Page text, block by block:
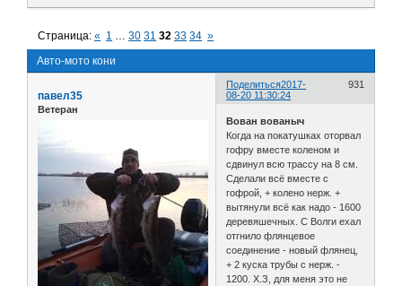
Авто-мото кони
Страница:« 1 … 30 31 32 33 34 »
Поделиться 931
2017-
08-20 11:30:24
павел35
Ветеран
Вован вованыч
Когда на покатушках оторвал
гофру вместе коленом и
сдвинул всю трассу на 8 см.
Сделали всё вместе с
гофрой, + колено нерж. +
вытянули всё как надо - 1600
деревяшечных. С Волги ехал
отгнило флянцевое
соединение - новый флянец,
+ 2 куска трубы с нерж. -
1200. Х.З, для меня это не